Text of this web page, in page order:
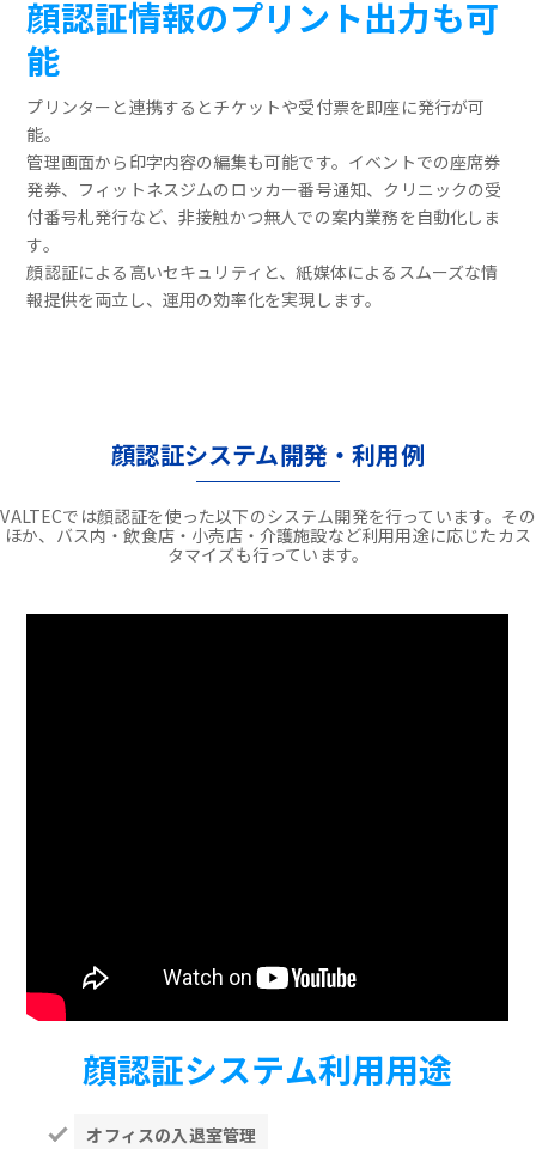
顔認証情報のプリント出力も可
能
プリンターと連携するとチケットや受付票を即座に発行が可
能。
管理画面から印字内容の編集も可能です。イベントでの座席券
発券、フィットネスジムのロッカー番号通知、クリニックの受
付番号札発行など、非接触かつ無人での案内業務を自動化しま
す。
顔認証による高いセキュリティと、紙媒体によるスムーズな情
報提供を両立し、運用の効率化を実現します。
顔認証システム開発・利用例
VALTECでは顔認証を使った以下のシステム開発を行っています。その
ほか、バス内・飲食店・小売店・介護施設など利用用途に応じたカス
タマイズも行っています。
顔認証システム利用用途
オフィスの入退室管理